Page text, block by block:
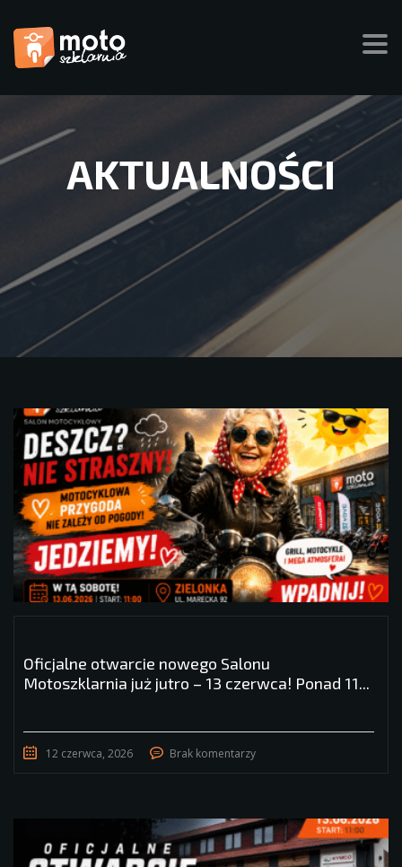
AKTUALNOŚCI
Oficjalne otwarcie nowego Salonu
Motoszklarnia już jutro – 13 czerwca! Ponad 11...
12 czerwca, 2026 Brak komentarzy